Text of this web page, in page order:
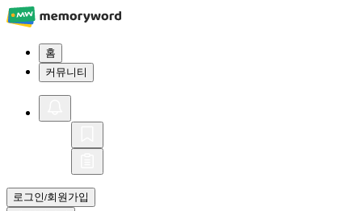
홈
커뮤니티
로그인/회원가입